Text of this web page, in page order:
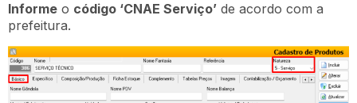
Informe o código ‘CNAE Serviço’ de acordo com a
prefeitura.